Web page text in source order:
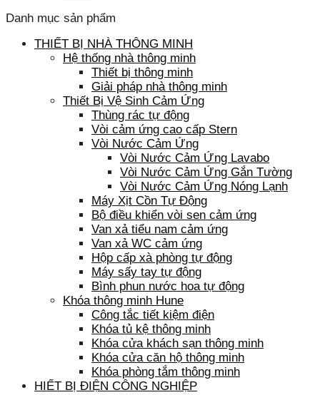
Danh mục sản phẩm
THIẾT BỊ NHÀ THÔNG MINH
Hệ thống nhà thông minh
Thiết bị thông minh
Giải pháp nhà thông minh
Thiết Bị Vệ Sinh Cảm Ứng
Thùng rác tự động
Vòi cảm ứng cao cấp Stern
Vòi Nước Cảm Ứng
Vòi Nước Cảm Ứng Lavabo
Vòi Nước Cảm Ứng Gắn Tường
Vòi Nước Cảm Ứng Nóng Lạnh
Máy Xịt Cồn Tự Động
Bộ điều khiển vòi sen cảm ứng
Van xả tiểu nam cảm ứng
Van xả WC cảm ứng
Hộp cấp xà phòng tự động
Máy sấy tay tự động
Bình phun nước hoa tự động
Khóa thông minh Hune
Công tắc tiết kiệm điện
Khóa tủ kệ thông minh
Khóa cửa khách sạn thông minh
Khóa cửa căn hộ thông minh
Khóa phòng tắm thông minh
HIẾT BỊ ĐIỆN CÔNG NGHIỆP